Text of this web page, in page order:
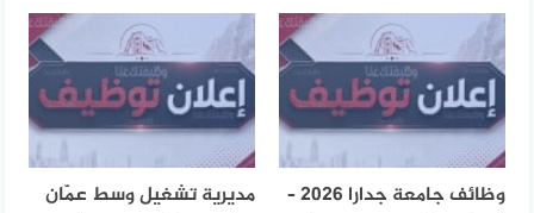
وظائف جامعة جدارا 2026 –
مديرية تشغيل وسط عمّان